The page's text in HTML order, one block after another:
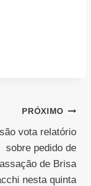
PRÓXIMO
vota relatório
sobre pedido de
de Brisa
nesta quinta